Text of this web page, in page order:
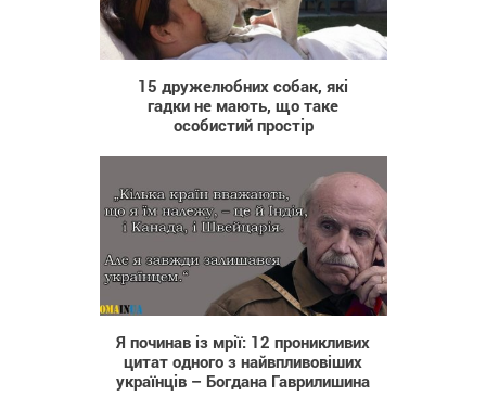
15 дружелюбних собак, які
гадки не мають, що таке
особистий простір
765
Я починав із мрії: 12 проникливих
цитат одного з найвпливовіших
українців – Богдана Гаврилишина